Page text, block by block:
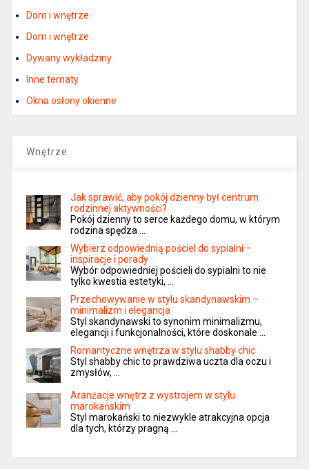
Dom i wnętrze
Dom i wnętrze
Dywany wykładziny
Inne tematy
Okna osłony okienne
Wnętrze
Jak sprawić, aby pokój dzienny był centrum
rodzinnej aktywności?
Pokój dzienny to serce każdego domu, w którym
rodzina spędza …
Wybierz odpowiednią pościel do sypialni –
inspiracje i porady
Wybór odpowiedniej pościeli do sypialni to nie
tylko kwestia estetyki, …
Przechowywanie w stylu skandynawskim –
minimalizm i elegancja
Styl skandynawski to synonim minimalizmu,
elegancji i funkcjonalności, które doskonale …
Romantyczne wnętrza w stylu shabby chic
Styl shabby chic to prawdziwa uczta dla oczu i
zmysłów, …
Aranżacje wnętrz z wystrojem w stylu
marokańskim
Styl marokański to niezwykle atrakcyjna opcja
dla tych, którzy pragną …